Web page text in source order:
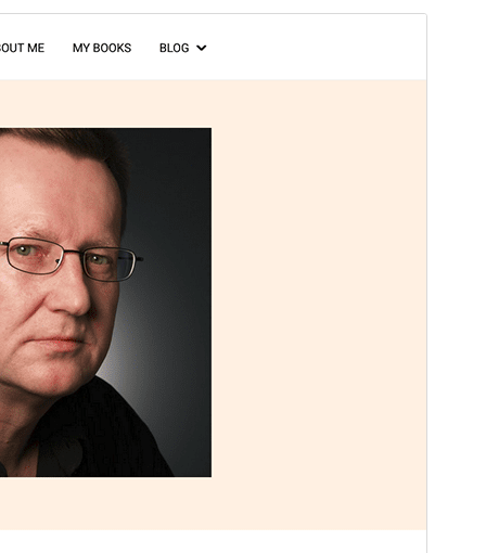
Aktyvių instaliacijų
WordPress versija
Temos pradinis puslapis